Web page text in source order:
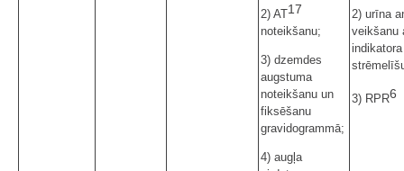
2) AT17
noteikšanu;
3) dzemdes
augstuma
noteikšanu un
fiksēšanu
gravidogrammā;
4) augļa
2) urīna
veikšanu
indikatora
3) RPR6